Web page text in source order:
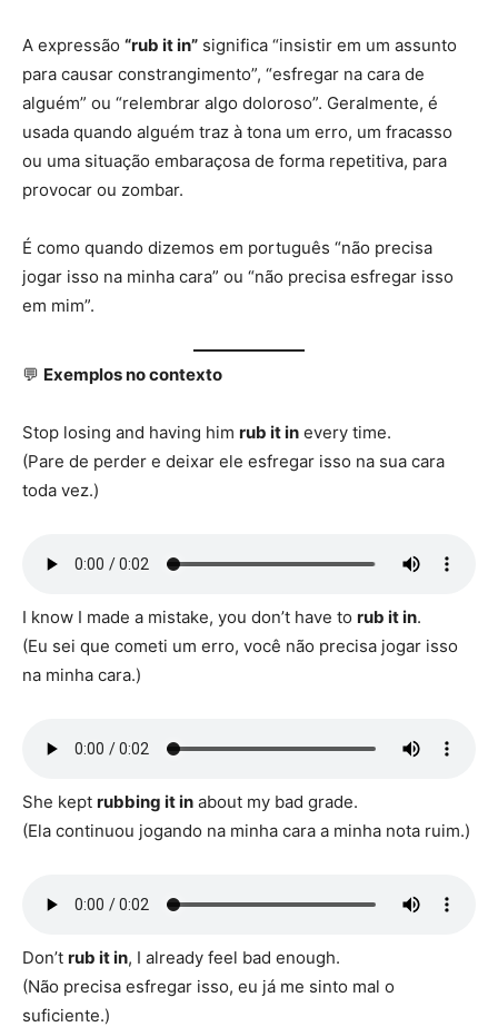
A expressão “rub it in” significa “insistir em um assunto
para causar constrangimento”, “esfregar na cara de
alguém” ou “relembrar algo doloroso”. Geralmente, é
usada quando alguém traz à tona um erro, um fracasso
ou uma situação embaraçosa de forma repetitiva, para
provocar ou zombar.
É como quando dizemos em português “não precisa
jogar isso na minha cara” ou “não precisa esfregar isso
em mim”.
💬 Exemplos no contexto
Stop losing and having him rub it in every time.
(Pare de perder e deixar ele esfregar isso na sua cara
toda vez.)
I know I made a mistake, you don’t have to rub it in.
(Eu sei que cometi um erro, você não precisa jogar isso
na minha cara.)
She kept rubbing it in about my bad grade.
(Ela continuou jogando na minha cara a minha nota ruim.)
Don’t rub it in, I already feel bad enough.
(Não precisa esfregar isso, eu já me sinto mal o
suficiente.)